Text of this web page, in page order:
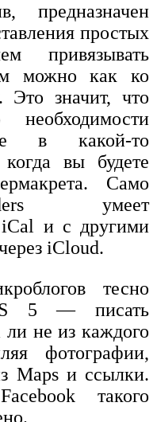
предназначен
простых
привязывать
можно как ко
Это значит, что
в какой-то
вы будете
Само
умеет
iCal и с другими
iCloud.
тесно
5 — писать
не из каждого
фотографии,
Maps и ссылки.
такого